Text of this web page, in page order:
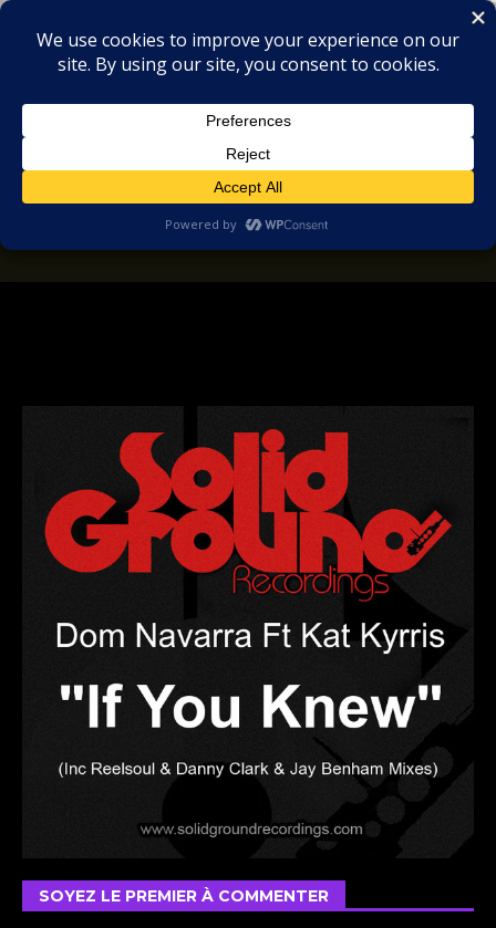
MIX
COLLECTORS
SOULFUL, DEEP HOUSE & GARAGE - MUSIC
SOYEZ LE PREMIER À COMMENTER